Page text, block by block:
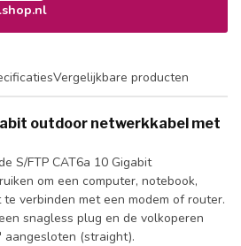
Vergelijkbare producten
outdoor netwerkkabel met
S/FTP CAT6a 10 Gigabit
om een computer, notebook,
verbinden met een modem of router.
snagless plug en de volkoperen
(straight).